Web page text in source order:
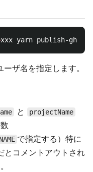
ザ名を指定します。
と projectName
で指定する）特に
とコメントアウトされ